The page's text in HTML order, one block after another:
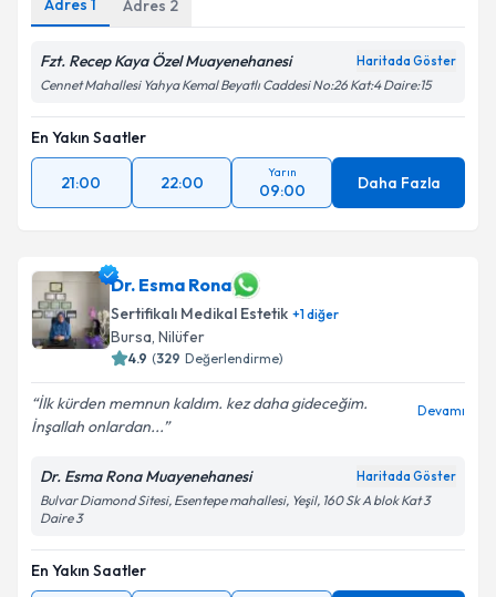
Adres 1 Adres 2
Fzt. Recep Kaya Özel Muayenehanesi Haritada Göster
Cennet Mahallesi Yahya Kemal Beyatlı Caddesi No:26 Kat:4 Daire:15
En Yakın Saatler
21:00 22:00
Yarın
09:00 Daha Fazla
Dr. Esma Rona
Sertifikalı Medikal Estetik +1diğer
Bursa, Nilüfer
4.9 (329 Değerlendirme)
İlk kürden memnun kaldım. kez daha gideceğim.
İnşallah onlardan...
Devamı
Dr. Esma Rona Muayenehanesi Haritada Göster
Bulvar Diamond Sitesi, Esentepe mahallesi, Yeşil, 160 Sk A blok Kat 3
Daire 3
En Yakın Saatler